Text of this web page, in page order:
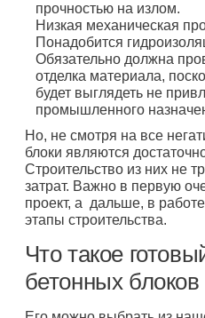
прочностью на излом.
Низкая механическая
Понадобится
Обязательно должна
отделка материала,
будет выглядеть не
промышленного
Но, не смотря на все
блоки являются
Строительство из них не
затрат. Важно в первую
проект, а дальше, в
этапы строительства.
Что такое
бетонных блоков